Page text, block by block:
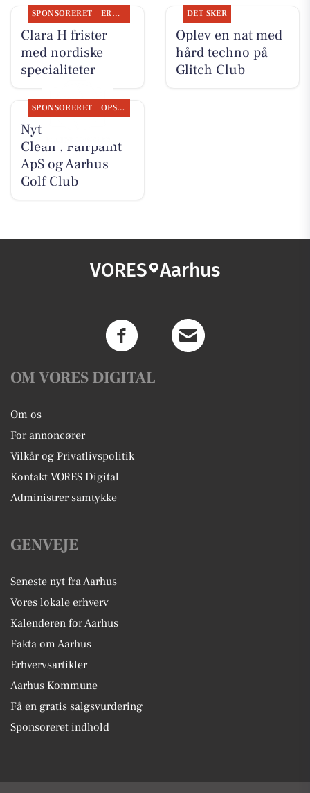
SPONSORERET ERHVERV
Clara H frister
med nordiske
specialiteter
DET SKER
Oplev en nat med
hård techno på
Glitch Club
SPONSORERET OPSLAGSTAVLEN
Nyt fra Classic
Clean , Fairpaint
ApS og Aarhus
Golf Club
VORES Aarhus
OM VORES DIGITAL
Om os
For annoncører
Vilkår og Privatlivspolitik
Kontakt VORES Digital
Administrer samtykke
GENVEJE
Seneste nyt fra Aarhus
Vores lokale erhverv
Kalenderen for Aarhus
Fakta om Aarhus
Erhvervsartikler
Aarhus Kommune
Få en gratis salgsvurdering
Sponsoreret indhold